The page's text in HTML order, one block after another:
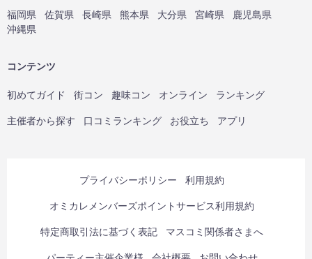
福岡県
佐賀県 長崎県 熊本県 大分県 宮崎県
鹿児島県
沖縄県
コンテンツ
初めてガイド 街コン 趣味コン オンライン ランキング
主催者から探す 口コミランキング お役立ち アプリ
プライバシーポリシー 利用規約
オミカレメンバーズポイントサービス利用規約
特定商取引法に基づく表記 マスコミ関係者さまへ